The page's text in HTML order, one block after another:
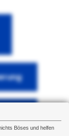
Böses und helfen